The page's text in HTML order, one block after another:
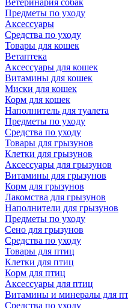
Ветеринария собак
Предметы по уходу
Аксессуары
Средства по уходу
Товары для кошек
Ветаптека
Аксессуары для кошек
Витамины для кошек
Миски для кошек
Корм для кошек
Наполнитель для туалета
Предметы по уходу
Средства по уходу
Товары для грызунов
Клетки для грызунов
Аксессуары для грызунов
Витамины для грызунов
Корм для грызунов
Лакомства для грызунов
Наполнители для грызунов
Предметы по уходу
Сено для грызунов
Средства по уходу
Товары для птиц
Клетки для птиц
Корм для птиц
Аксессуары для птиц
Витамины и минералы для
Средства по уходу